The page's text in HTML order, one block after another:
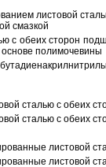
листовой
смазкой
с обеих сторон
полимочевины
сталью с обеих
сталью с обеих
листовой
листовой